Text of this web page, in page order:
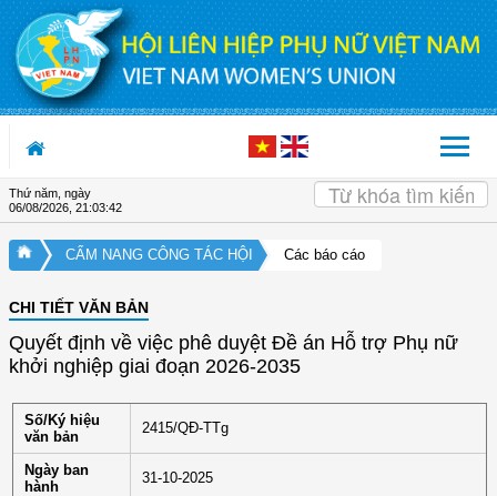
Truy cập nội dung luôn
Thứ năm, ngày
06/08/2026, 21:03:42
CẨM NANG CÔNG TÁC HỘI Các báo cáo
CHI TIẾT VĂN BẢN
Quyết định về việc phê duyệt Đề án Hỗ trợ Phụ nữ
khởi nghiệp giai đoạn 2026-2035
Số/Ký hiệu
văn bản
2415/QĐ-TTg
Ngày ban
hành
31-10-2025